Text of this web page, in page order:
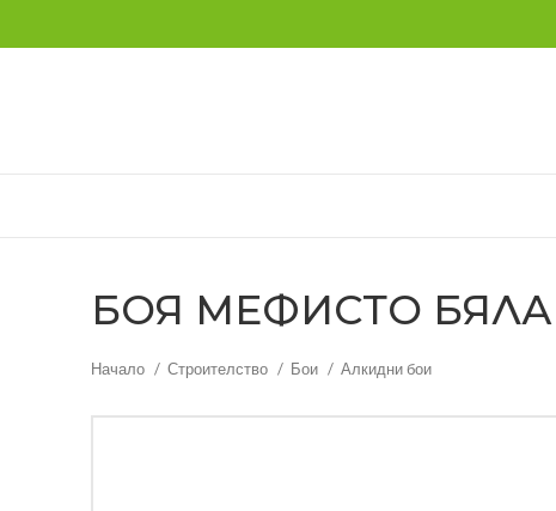
БОЯ МЕФИСТО БЯЛА
Начало Строителство Бои Алкидни бои